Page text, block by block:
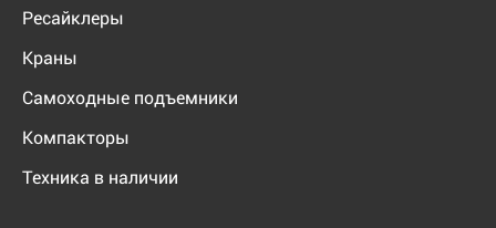
Ресайклеры
Краны
Самоходные подъемники
Компакторы
Техника в наличии